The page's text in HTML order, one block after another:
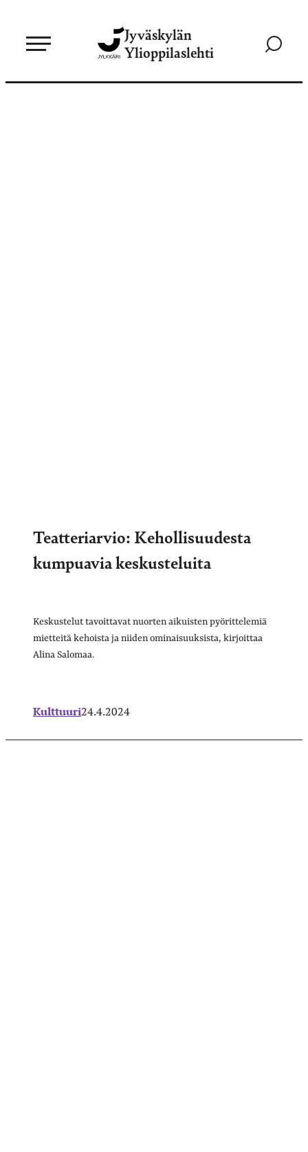
sisältöön
Jyväskylän
Ylioppilaslehti
Siirry
Teatteriarvio: Kehollisuudesta
kumpuavia keskusteluita
Keskustelut tavoittavat nuorten aikuisten pyörittelemiä
mietteitä kehoista ja niiden ominaisuuksista, kirjoittaa
Alina Salomaa.
Kulttuuri24.4.2024